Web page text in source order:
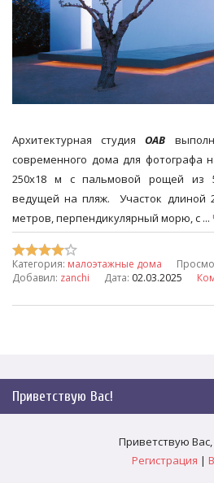
Архитектурная студияOAB
современного дома для фотографа
250х18 м с пальмовой рощей из
ведущей на пляж. Участок длиной
метров, перпендикулярный морю, с ...
Категория: малоэтажные дома
Добавил: zanchi Дата: 02.03.2025
Приветствую Вас!
Приветствую Вас,
Регистрация |